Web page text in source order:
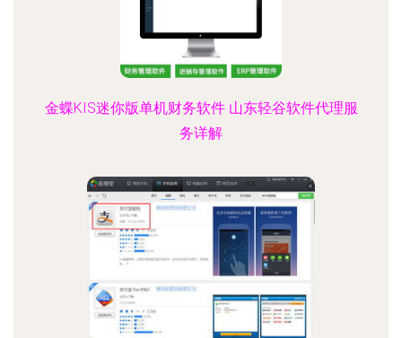
金蝶KIS迷你版单机财务软件 山东轻谷软件代理服
务详解